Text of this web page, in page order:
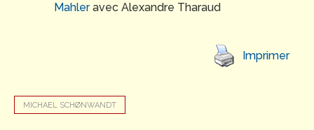
Mahleravec Alexandre Tharaud
Imprimer
MICHAEL SCHØNWANDT